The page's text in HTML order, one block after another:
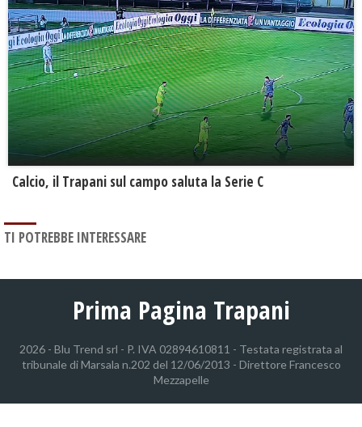
Calcio, il Trapani sul campo saluta la Serie C
TI POTREBBE INTERESSARE
Prima Pagina Trapani
2026 - Blu Trend srl - P. IVA 02894610811 - Testata registrata al
tribunale di Marsala n.202 del 12/06/2013 - Direttore Francesco
Mezzapelle